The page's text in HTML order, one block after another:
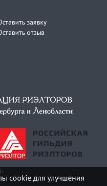
заявку
отзыв
cookie для улучшения